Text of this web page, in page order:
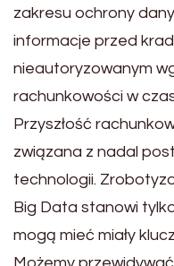
zakresu ochrony
informacje przed
nieautoryzowanym
rachunkowości w
Przyszłość
związana z nadal
technologii.
Big Data stanowi
mogą mieć miały
Możemy